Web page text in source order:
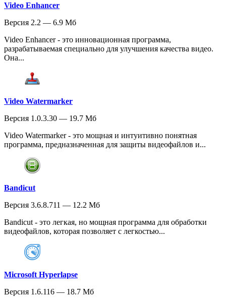
Video Enhancer
Версия 2.2 — 6.9 Мб
Video Enhancer - это инновационная программа,
разрабатываемая специально для улучшения качества видео.
Она...
Video Watermarker
Версия 1.0.3.30 — 19.7 Мб
Video Watermarker - это мощная и интуитивно понятная
программа, предназначенная для защиты видеофайлов и...
Bandicut
Версия 3.6.8.711 — 12.2 Мб
Bandicut - это легкая, но мощная программа для обработки
видеофайлов, которая позволяет с легкостью...
Microsoft Hyperlapse
Версия 1.6.116 — 18.7 Мб